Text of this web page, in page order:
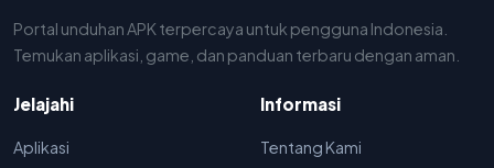
Portal unduhan APK terpercaya untuk pengguna Indonesia.
Temukan aplikasi, game, dan panduan terbaru dengan aman.
Jelajahi
Aplikasi
Informasi
Tentang Kami